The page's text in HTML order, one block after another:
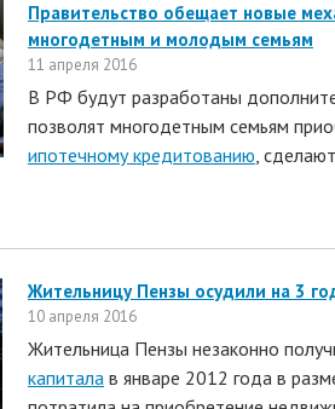
Правительство обещает новые
многодетным и молодым семьям
11 апреля 2016
В РФ будут разработаны
позволят многодетным семьям
ипотечному кредитованию,
Жительницу Пензы осудили на 3
10 апреля 2016
Жительница Пензы незаконно
капитала в январе 2012 года в